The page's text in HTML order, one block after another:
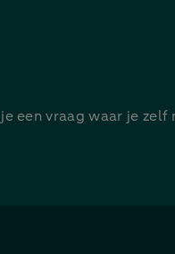
een vraag waar je